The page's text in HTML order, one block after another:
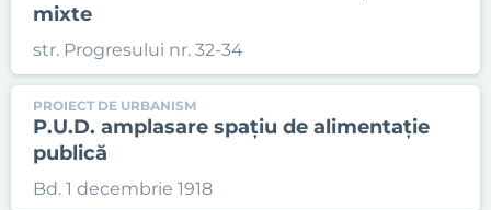
mixte
str. Progresului nr. 32-34
PROIECT DE URBANISM
P.U.D. amplasare spațiu de alimentație
publică
Bd. 1 decembrie 1918